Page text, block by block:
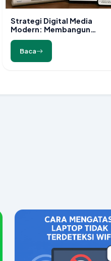
Strategi Digital Media
Modern: Membangun
Platform Informasi yang
Kredibel dan Berkualitas
Baca